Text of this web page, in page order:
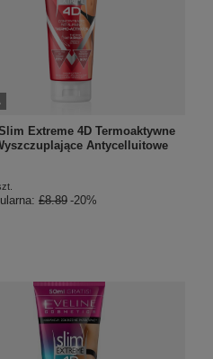
Extreme 4D Termoaktywne
Antycelluitowe
£8.89 -20%